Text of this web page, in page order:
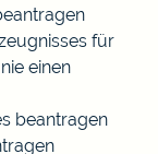
für
einen
beantragen